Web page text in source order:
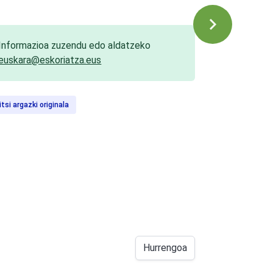
zuzendu edo aldatzeko
argazki originala
Hurrengoa